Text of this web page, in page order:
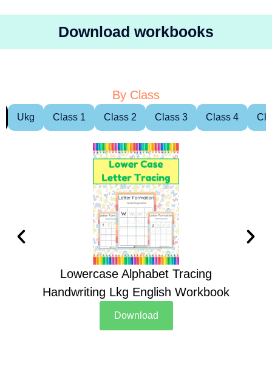
Download workbooks
By Class
Ukg Class 1 Class 2 Class 3 Class 4
Lowercase Alphabet Tracing
Handwriting Lkg English Workbook
Download